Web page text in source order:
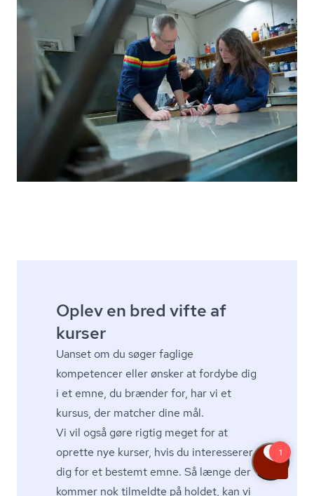
Oplev en bred vifte af
kurser
Uanset om du søger faglige
kompetencer eller ønsker at fordybe dig
i et emne, du brænder for, har vi et
kursus, der matcher dine mål.
Vi vil også gøre rigtig meget for at
oprette nye kurser, hvis du interesserer
dig for et bestemt emne. Så længe der
kommer nok tilmeldte på holdet, kan vi